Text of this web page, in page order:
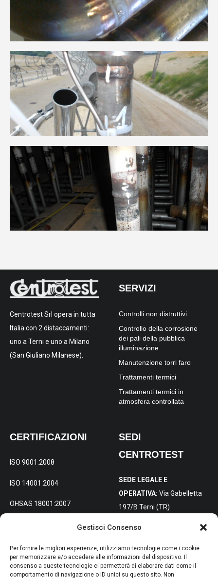
Gestisci Consenso
Per fornire le migliori esperienze, utilizziamo tecnologie come i cookie
per memorizzare e/o accedere alle informazioni del dispositivo. Il
consenso a queste tecnologie ci permetterà di elaborare dati come il
comportamento di navigazione o ID unici su questo sito. Non
Centrotest Srl opera in tutta
Italia con 2 distaccamenti:
uno a Terni e uno a Milano
(San Giuliano Milanese).
SERVIZI
Controlli non distruttivi
Controllo della corrosione
dei pali della pubblica
illuminazione
Manutenzione torri faro
Trattamenti termici
Trattamenti termici in
atmosfera controllata
CERTIFICAZIONI
ISO 9001:2008
ISO 14001:2004
OHSAS 18001:2007
SEDI
CENTROTEST
SEDE LEGALE E
OPERATIVA: Via Gabelletta
197/B Terni (TR)
SEDE DISTACCATA PER
SETTENTRIONALE:Via
Molise 4, 20098 San Giuliano